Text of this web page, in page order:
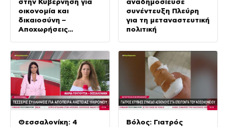
οικονομία και
δικαιοσύνη –
Αποχωρήσεις
Δημοκρατία»
συνέντευξη Πλεύρη
για τη μεταναστευτική
πολιτική
Θεσσαλονίκη: 4
Βόλος: Γιατρός